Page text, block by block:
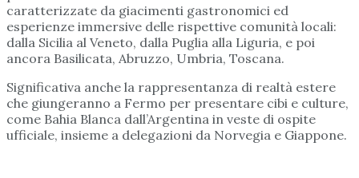
caratterizzate da giacimenti gastronomici ed
esperienze immersive delle rispettive comunità locali:
dalla Sicilia al Veneto, dalla Puglia alla Liguria, e poi
ancora Basilicata, Abruzzo, Umbria, Toscana.
Significativa anche la rappresentanza di realtà estere
che giungeranno a Fermo per presentare cibi e culture,
come Bahia Blanca dall’Argentina in veste di ospite
ufficiale, insieme a delegazioni da Norvegia e Giappone.